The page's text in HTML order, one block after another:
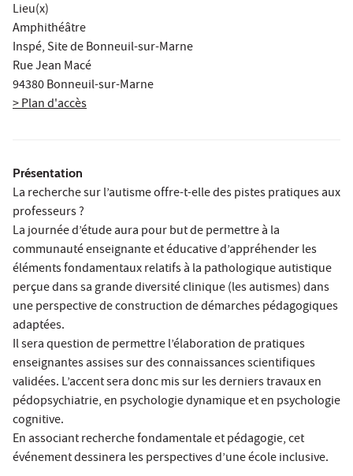
Lieu(x)
Amphithéâtre
Inspé, Site de Bonneuil-sur-Marne
Rue Jean Macé
94380 Bonneuil-sur-Marne
> Plan d'accès
Présentation
La recherche sur l’autisme offre-t-elle des pistes pratiques aux
professeurs ?
La journée d’étude aura pour but de permettre à la
communauté enseignante et éducative d’appréhender les
éléments fondamentaux relatifs à la pathologique autistique
perçue dans sa grande diversité clinique (les autismes) dans
une perspective de construction de démarches pédagogiques
adaptées.
Il sera question de permettre l’élaboration de pratiques
enseignantes assises sur des connaissances scientifiques
validées. L’accent sera donc mis sur les derniers travaux en
pédopsychiatrie, en psychologie dynamique et en psychologie
cognitive.
En associant recherche fondamentale et pédagogie, cet
événement dessinera les perspectives d’une école inclusive.